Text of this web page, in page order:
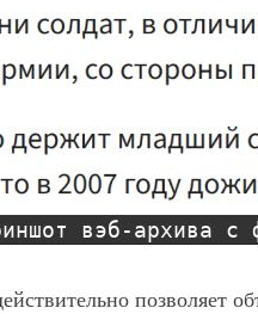
вэб-архива с
позволяет